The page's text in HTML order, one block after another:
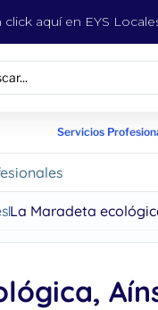
aquí en EYS
Servicios
La Maradeta